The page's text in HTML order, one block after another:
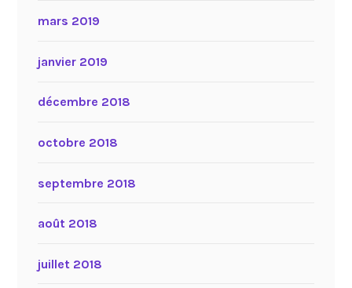
mars 2019
janvier 2019
décembre 2018
octobre 2018
septembre 2018
août 2018
juillet 2018